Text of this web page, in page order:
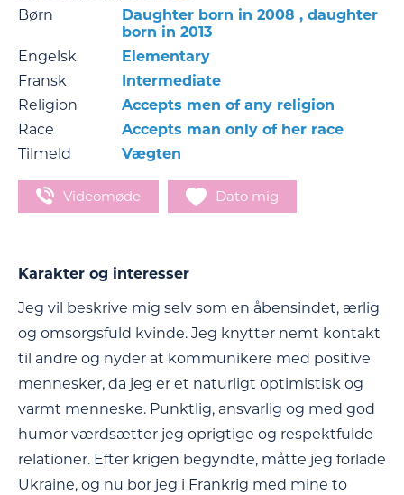
Børn
Daughter born in 2008 , daughter
born in 2013
Engelsk
Elementary
Fransk
Intermediate
Religion
Accepts men of any religion
Race
Accepts man only of her race
Tilmeld
Vægten
Videomøde Dato mig
Karakter og interesser
Jeg vil beskrive mig selv som en åbensindet, ærlig
og omsorgsfuld kvinde. Jeg knytter nemt kontakt
til andre og nyder at kommunikere med positive
mennesker, da jeg er et naturligt optimistisk og
varmt menneske. Punktlig, ansvarlig og med god
humor værdsætter jeg oprigtige og respektfulde
relationer. Efter krigen begyndte, måtte jeg forlade
Ukraine, og nu bor jeg i Frankrig med mine to